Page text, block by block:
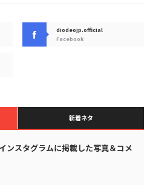
diodeojp.official
Facebook
新着ネタ
ンスタグラムに掲載した写真＆コメ